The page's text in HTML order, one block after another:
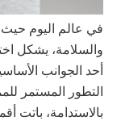
في عالم اليوم حيث
والسلامة، يشكل
أحد الجوانب
التطور المستمر
بالاستدامة، باتت